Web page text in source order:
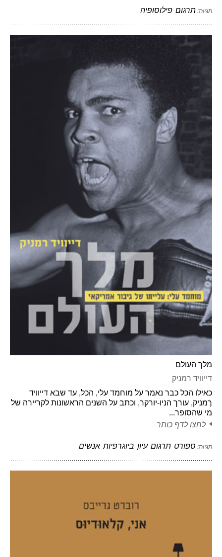
תגיות: תרגום פילוסופיה
מלך העולם
דייוויד רמניק
כאילו הכל כבר נאמר על מוחמד עלי, הכל, עד שבא דייוויד
רֶמניק, עורך הניו-יורקר, וכתב על השנים הראשונות לקריירה של
מי שהסופר...
לחצו לדף כותר
תגיות: ספורט תרגום עיון ביוגרפיות אנשים